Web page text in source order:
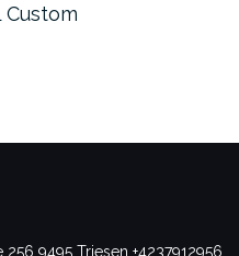
Custom
256 9495 Triesen +4237912956